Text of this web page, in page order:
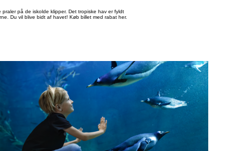
på de iskolde klipper. Det tropiske hav er fyldt
Du vil blive bidt af havet! Køb billet med rabat her.